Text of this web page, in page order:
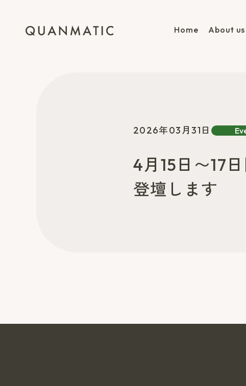
Home About us
2026年03月31日
4月15日〜17
登壇します